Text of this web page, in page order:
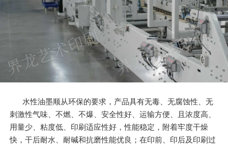
水性油墨顺从环保的要求，产品具有无毒、无腐蚀性、无
刺激性气味、不燃、不爆、安全性好、运输方便、且浓度高、
用量少、粘度低、印刷适应性好，性能稳定，附着牢度干燥
快，干后耐水、耐碱和抗磨性能优良；在印前、印后及印刷过